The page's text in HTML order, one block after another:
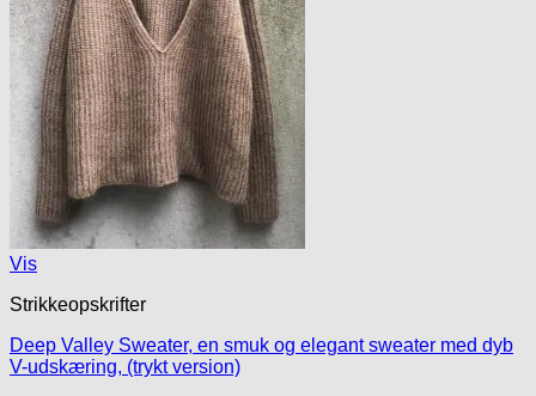
Vis
Strikkeopskrifter
Deep Valley Sweater, en smuk og elegant sweater med dyb
V-udskæring, (trykt version)